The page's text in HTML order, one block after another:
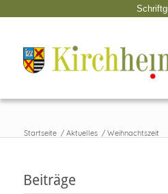
Startseite / Aktuelles / Weihnachtszeit
Beiträge